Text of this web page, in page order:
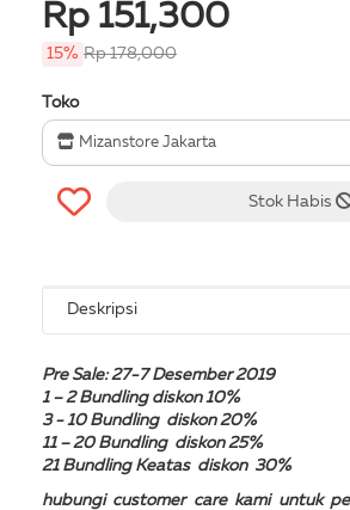
Rp 151,300
15% Rp 178,000
Toko
Mizanstore Jakarta
Stok Habis
Deskripsi
Pre Sale: 27-7 Desember 2019
1 – 2 Bundling diskon 10%
3 - 10 Bundling diskon 20%
11 – 20 Bundling diskon 25%
21 Bundling Keatas diskon 30%
hubungi customer care kami untuk